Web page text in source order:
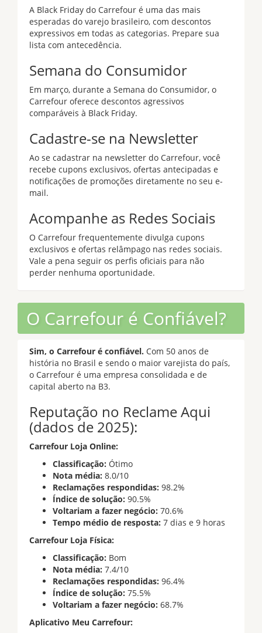
A Black Friday do Carrefour é uma das mais
esperadas do varejo brasileiro, com descontos
expressivos em todas as categorias. Prepare sua
lista com antecedência.
Semana do Consumidor
Em março, durante a Semana do Consumidor, o
Carrefour oferece descontos agressivos
comparáveis à Black Friday.
Cadastre-se na Newsletter
Ao se cadastrar na newsletter do Carrefour, você
recebe cupons exclusivos, ofertas antecipadas e
notificações de promoções diretamente no seu e-
mail.
Acompanhe as Redes Sociais
O Carrefour frequentemente divulga cupons
exclusivos e ofertas relâmpago nas redes sociais.
Vale a pena seguir os perfis oficiais para não
perder nenhuma oportunidade.
O Carrefour é Confiável?
Sim, o Carrefour é confiável. Com 50 anos de
história no Brasil e sendo o maior varejista do país,
o Carrefour é uma empresa consolidada e de
capital aberto na B3.
Reputação no Reclame Aqui
(dados de 2025):
Carrefour Loja Online:
Classificação: Ótimo
Nota média: 8.0/10
Reclamações respondidas: 98.2%
Índice de solução: 90.5%
Voltariam a fazer negócio: 70.6%
Tempo médio de resposta: 7 dias e 9 horas
Carrefour Loja Física:
Classificação: Bom
Nota média: 7.4/10
Reclamações respondidas: 96.4%
Índice de solução: 75.5%
Voltariam a fazer negócio: 68.7%
Aplicativo Meu Carrefour: